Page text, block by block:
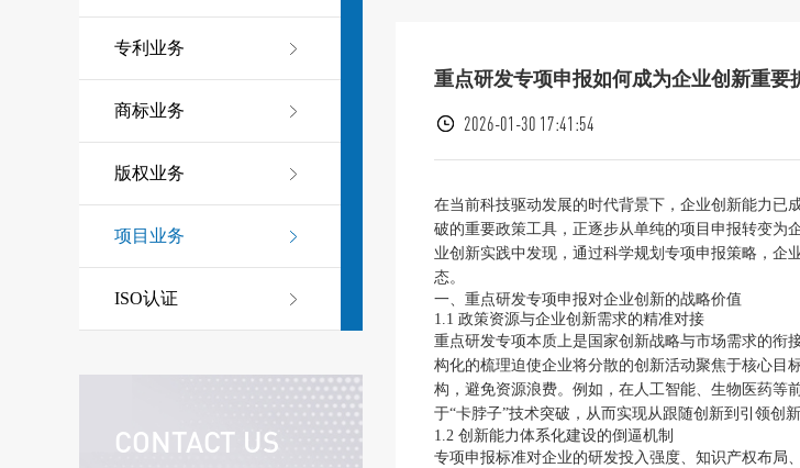
专利业务
商标业务
版权业务
项目业务
ISO认证
CONTACT US
重点研发专项申报如何成为企业创新重要
2026-01-30 17:41:54
在当前科技驱动发展的时代背景下，企业创新能力已
破的重要政策工具，正逐步从单纯的项目申报转变为
业创新实践中发现，通过科学规划专项申报策略，企
态。
一、重点研发专项申报对企业创新的战略价值
1.1 政策资源与企业创新需求的精准对接
重点研发专项本质上是国家创新战略与市场需求的衔
构化的梳理迫使企业将分散的创新活动聚焦于核心目
构，避免资源浪费。例如，在人工智能、生物医药等
于“卡脖子”技术突破，从而实现从跟随创新到引领创新
1.2 创新能力体系化建设的倒逼机制
专项申报标准对企业的研发投入强度、知识产权布局